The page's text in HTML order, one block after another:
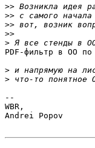
>>
>>
>>
>>
>
PDF-фильтр в ОО
>
>
--
WBR,
Andrei Popov